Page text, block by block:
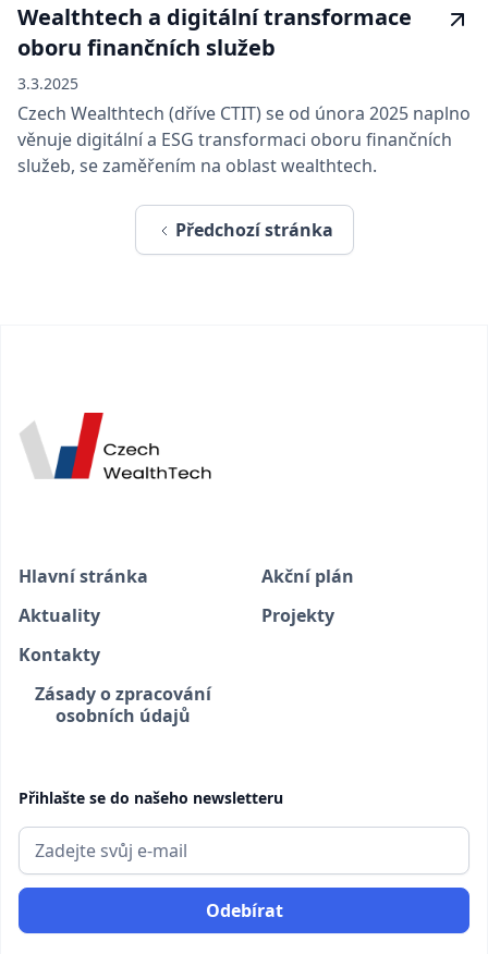
Wealthtech a digitální transformace
oboru finančních služeb
3.3.2025
Czech Wealthtech (dříve CTIT) se od února 2025 naplno
věnuje digitální a ESG transformaci oboru finančních
služeb, se zaměřením na oblast wealthtech.
Předchozí stránka
Hlavní stránka
Akční plán
Aktuality
Projekty
Kontakty
Zásady o zpracování
osobních údajů
Přihlašte se do našeho newsletteru